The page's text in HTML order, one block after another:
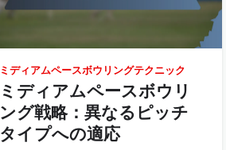
ミディアムペースボウリングテクニック
ミディアムペースボウリ
ング戦略：異なるピッチ
タイプへの適応